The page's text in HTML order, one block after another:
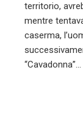
territorio,
mentre
caserma,
“Cavadonna”…